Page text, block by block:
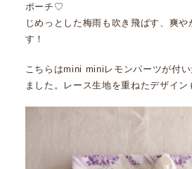
ポーチ♡
じめっとした梅雨も吹き飛ばす、爽や
す！
こちらはmini miniレモンパーツが付い
ました。レース生地を重ねたデザイン